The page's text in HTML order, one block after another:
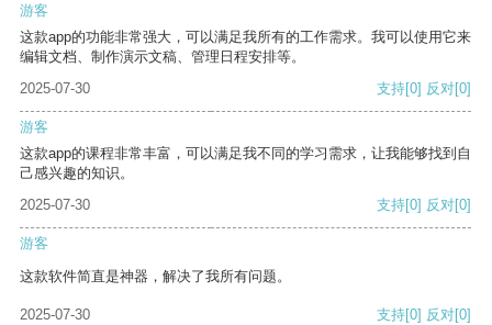
游客
这款app的功能非常强大，可以满足我所有的工作需求。我可以使用它来
编辑文档、制作演示文稿、管理日程安排等。
2025-07-30
支持[0] 反对[0]
游客
这款app的课程非常丰富，可以满足我不同的学习需求，让我能够找到自
己感兴趣的知识。
2025-07-30
支持[0] 反对[0]
游客
这款软件简直是神器，解决了我所有问题。
2025-07-30 支持[0] 反对[0]